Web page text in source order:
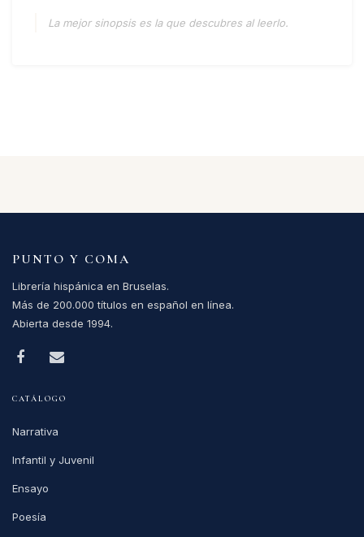
La mejor sinopsis es la que descubres al leerlo.
PUNTO Y COMA
Librería hispánica en Bruselas.
Más de 200.000 títulos en español en línea.
Abierta desde 1994.
CATÁLOGO
Narrativa
Infantil y Juvenil
Ensayo
Poesía